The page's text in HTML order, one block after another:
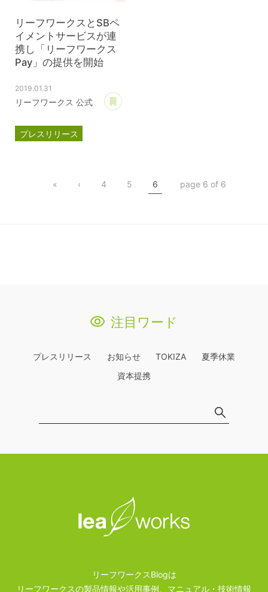
リーフワークスとSBペ
イメントサービスが連
携し「リーフワークス
Pay」の提供を開始
2019.01.31
リーフワークス 公式
プレスリリース
« ‹ 4 5 6 page 6 of 6
注目ワード
プレスリリース お知らせ TOKIZA
夏季休業
資本提携
リーフワークスBlogは
リーフワークスの製品情報や活用事例、マニュアル・技術情報